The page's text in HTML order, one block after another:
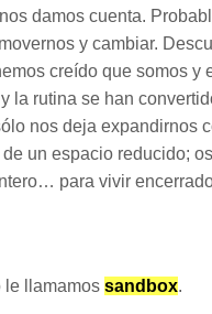
damos cuenta.
y cambiar.
creído que somos y
la rutina se han
nos deja expandirnos
un espacio reducido;
para vivir
le llamamos sandbox.